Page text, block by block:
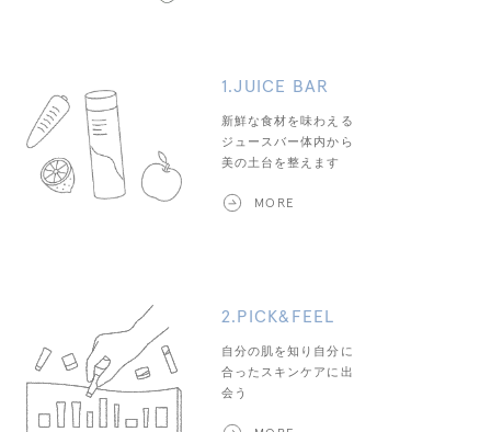
1.JUICE BAR
新鮮な食材を味わえる
ジュースバー体内から
美の土台を整えます
MORE
2.PICK&FEEL
自分の肌を知り自分に
合ったスキンケアに出
会う